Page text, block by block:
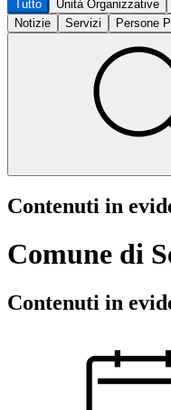
Tutto Unità Organizzative
Notizie
Servizi Persone
Contenuti in
Comune di
Contenuti in